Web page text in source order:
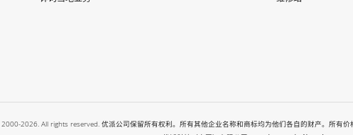
2026. All rights reserved. 优派公司保留所有权利。所有其他企业名称和商标均为他们各自的财产。所有